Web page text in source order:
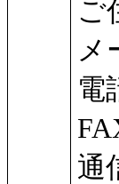
ご
メ
電
通